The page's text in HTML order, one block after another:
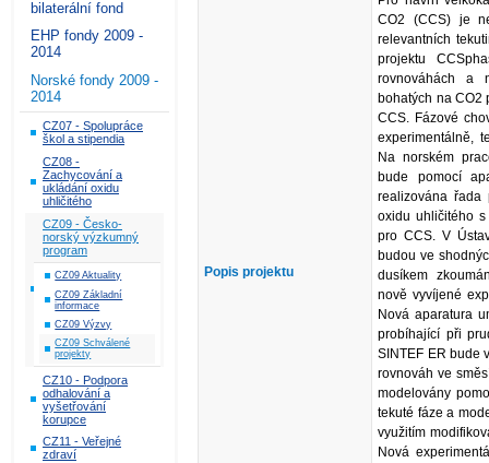
bilaterální fond
EHP fondy 2009 -
2014
Norské fondy 2009 -
2014
CZ07 - Spolupráce
škol a stipendia
CZ08 -
Zachycování a
ukládání oxidu
uhličitého
CZ09 - Česko-
norský výzkumný
program
CZ09 Aktuality
CZ09 Základní
informace
CZ09 Výzvy
CZ09 Schválené
projekty
CZ10 - Podpora
odhalování a
vyšetřování
korupce
CZ11 - Veřejné
zdraví
Popis projektu
CO2 (CCS) je
relevantních
projektu
rovnováhách a
bohatých na CO2
CCS. Fázové
experimentálně,
Na norském
bude pomocí
realizována řada
oxidu uhličitého s
pro CCS. V
budou ve
dusíkem
nově vyvíjené
Nová aparatura
probíhající při
SINTEF ER bude
rovnováh ve
modelovány
tekuté fáze a
využitím
Nová